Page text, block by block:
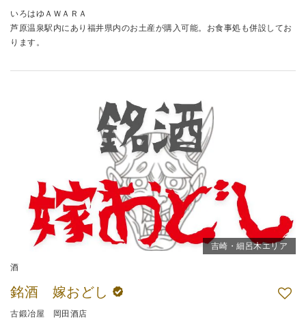
いろはゆＡＷＡＲＡ
芦原温泉駅内にあり福井県内のお土産が購入可能。お食事処も併設してお
ります。
吉崎・細呂木エリア
酒
銘酒 嫁おどし
古鍛冶屋 岡田酒店